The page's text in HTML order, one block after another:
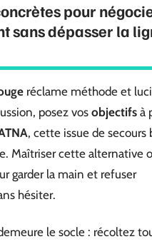
pour
sans dépasser la
réclame méthode et
posez vos objectifs à
, cette issue de secours
Maîtriser cette alternative
garder la main et refuser
hésiter.
le socle : récoltez